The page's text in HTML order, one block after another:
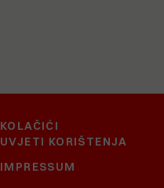
KOLAČIĆI
UVJETI KORIŠTENJA
IMPRESSUM